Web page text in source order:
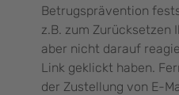
Betrugsprävention
z.B. zum Zurücksetzen
aber nicht darauf
Link geklickt haben.
der Zustellung von E-